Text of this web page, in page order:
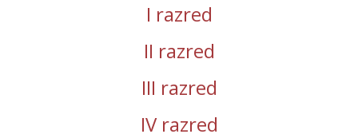
I razred
II razred
III razred
IV razred